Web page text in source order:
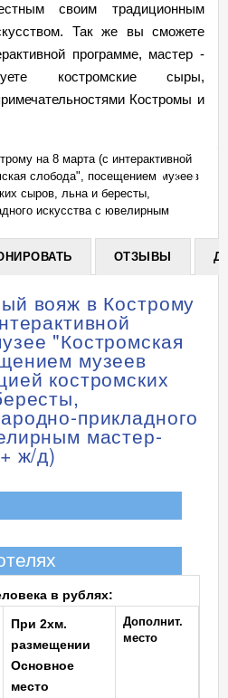
своим традиционным
Так же вы сможете
программе, мастер -
костромские сыры,
Костромы и
+
на 8 марта (с интерактивной
слобода", посещением музеев
сыров, льна и бересты,
искусства с ювелирным
ОТЗЫВЫ
вояж в Кострому
"Костромская
музеев
костромских
прикладного
мастер-
ж/д)
в рублях:
При 2хм.
размещении
Основное
место
Дополнит.
место